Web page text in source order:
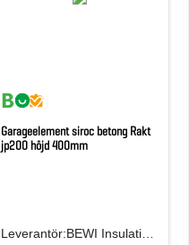
Garageelement siroc betong Rakt
jp200 höjd 400mm